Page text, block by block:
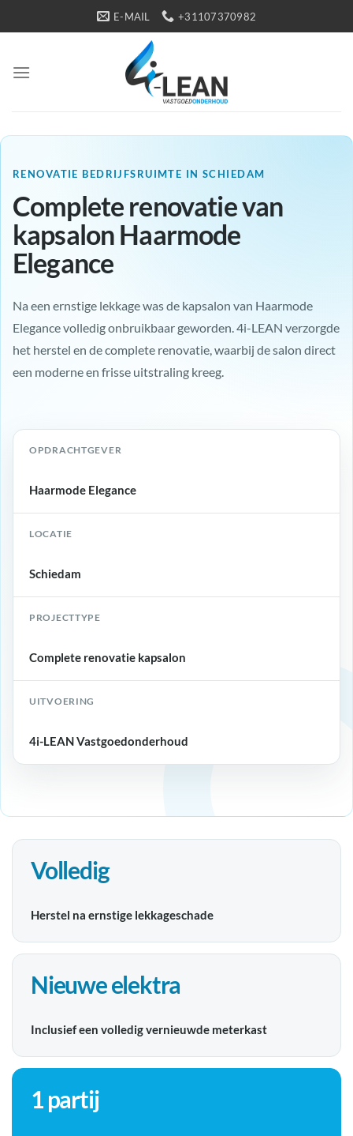
naar
E-MAIL +31107370982
RENOVATIE BEDRIJFSRUIMTE IN SCHIEDAM
Complete renovatie van
kapsalon Haarmode
Elegance
Na een ernstige lekkage was de kapsalon van Haarmode
Elegance volledig onbruikbaar geworden. 4i-LEAN verzorgde
het herstel en de complete renovatie, waarbij de salon direct
een moderne en frisse uitstraling kreeg.
OPDRACHTGEVER
Haarmode Elegance
LOCATIE
Schiedam
PROJECTTYPE
Complete renovatie kapsalon
UITVOERING
4i-LEAN Vastgoedonderhoud
Volledig
Herstel na ernstige lekkageschade
Nieuwe elektra
Inclusief een volledig vernieuwde meterkast
1 partij